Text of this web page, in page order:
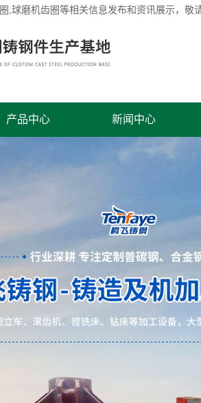
,球磨机齿圈等相关信息发布和资讯展示，敬
产品中心 新闻中心